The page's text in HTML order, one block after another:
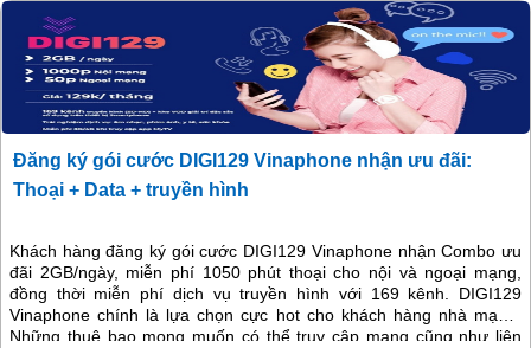
Đăng ký gói cước DIGI129 Vinaphone nhận ưu đãi:
Thoại + Data + truyền hình
Khách hàng đăng ký gói cước DIGI129 Vinaphone nhận Combo ưu
đãi 2GB/ngày, miễn phí 1050 phút thoại cho nội và ngoại mạng,
đồng thời miễn phí dịch vụ truyền hình với 169 kênh. DIGI129
Vinaphone chính là lựa chọn cực hot cho khách hàng nhà mạng.
Những thuê bao mong muốn có thể truy cập mạng cũng như liên